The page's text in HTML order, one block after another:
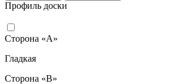
Профиль доски
Сторона «А»
Гладкая
Сторона «B»